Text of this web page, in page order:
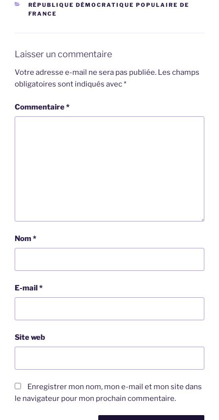
CATÉGORIES
RÉPUBLIQUE DÉMOCRATIQUE POPULAIRE DE
FRANCE
Laisser un commentaire
Votre adresse e-mail ne sera pas publiée. Les champs
obligatoires sont indiqués avec*
Commentaire*
Nom*
E-mail*
Site web
Enregistrer mon nom, mon e-mail et mon site dans
le navigateur pour mon prochain commentaire.